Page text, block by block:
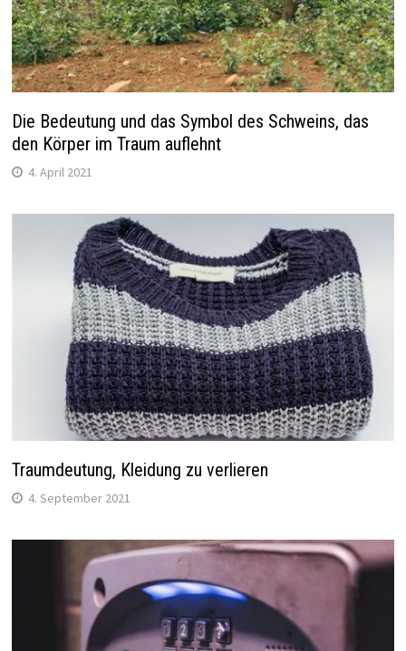
Die Bedeutung und das Symbol des Schweins, das
den Körper im Traum auflehnt
4. April 2021
Traumdeutung, Kleidung zu verlieren
4. September 2021